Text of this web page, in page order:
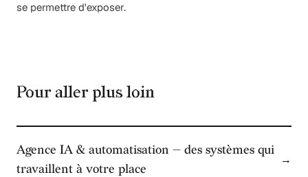
se permettre d'exposer.
Pour aller plus loin
Agence IA & automatisation — des systèmes qui
travaillent à votre place
→